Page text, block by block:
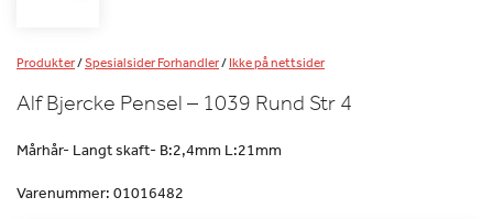
Produkter/Spesialsider Forhandler/Ikke på nettsider
Alf Bjercke Pensel – 1039 Rund Str 4
Mårhår- Langt skaft- B:2,4mm L:21mm
Varenummer: 01016482